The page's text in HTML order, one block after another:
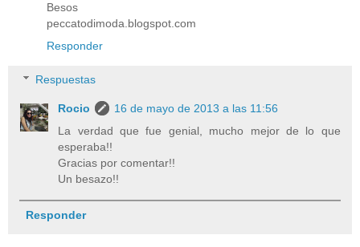
Besos
peccatodimoda.blogspot.com
Responder
Respuestas
Rocio
16 de mayo de 2013 a las 11:56
La verdad que fue genial, mucho mejor de lo que
esperaba!!
Gracias por comentar!!
Un besazo!!
Responder